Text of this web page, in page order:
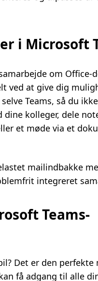
i Microsoft
om Office-
ved at give dig
Teams, så du
kolleger, dele
et møde via et
mailindbakke
integreret
Teams-
Det er den perfekte
få adgang til alle